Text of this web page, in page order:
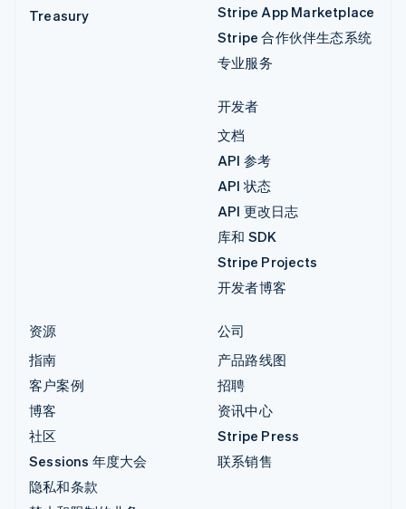
Treasury
Stripe App Marketplace
Stripe 合作伙伴生态系统
专业服务
开发者
文档
API 参考
API 状态
API 更改日志
库和 SDK
Stripe Projects
开发者博客
资源
指南
客户案例
博客
社区
Sessions 年度大会
隐私和条款
公司
产品路线图
招聘
资讯中心
Stripe Press
联系销售